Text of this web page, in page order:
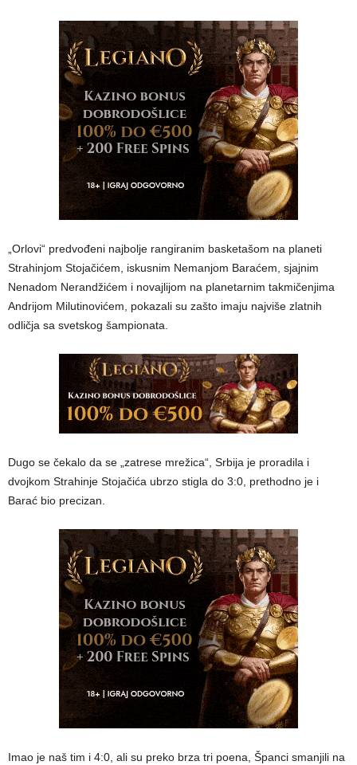
„Orlovi“ predvođeni najbolje rangiranim basketašom na planeti
Strahinjom Stojačićem, iskusnim Nemanjom Baraćem, sjajnim
Nenadom Nerandžićem i novajlijom na planetarnim takmičenjima
Andrijom Milutinovićem, pokazali su zašto imaju najviše zlatnih
odličja sa svetskog šampionata.
Dugo se čekalo da se „zatrese mrežica“, Srbija je proradila i
dvojkom Strahinje Stojačića ubrzo stigla do 3:0, prethodno je i
Barać bio precizan.
Imao je naš tim i 4:0, ali su preko brza tri poena, Španci smanjili na